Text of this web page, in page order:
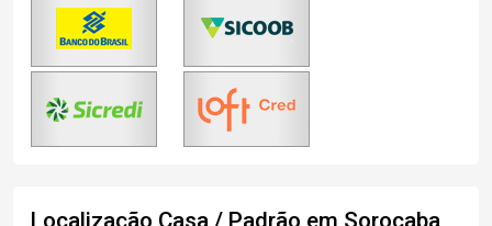
Localização Casa / Padrão em Sorocaba